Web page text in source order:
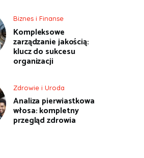
Biznes i Finanse
Kompleksowe
zarządzanie jakością:
klucz do sukcesu
organizacji
Zdrowie i Uroda
Analiza pierwiastkowa
włosa: kompletny
przegląd zdrowia